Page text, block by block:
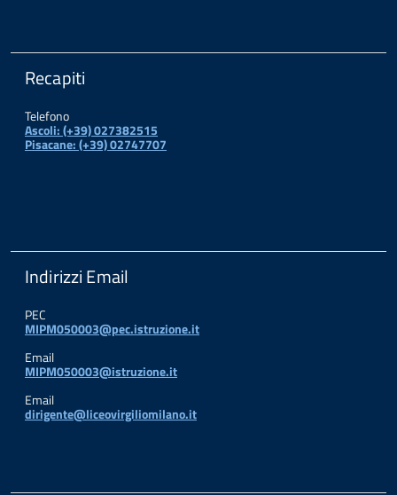
Recapiti
Telefono
Ascoli: (+39) 027382515
Pisacane: (+39) 02747707
Indirizzi Email
PEC
MIPM050003@pec.istruzione.it
Email
MIPM050003@istruzione.it
Email
dirigente@liceovirgiliomilano.it